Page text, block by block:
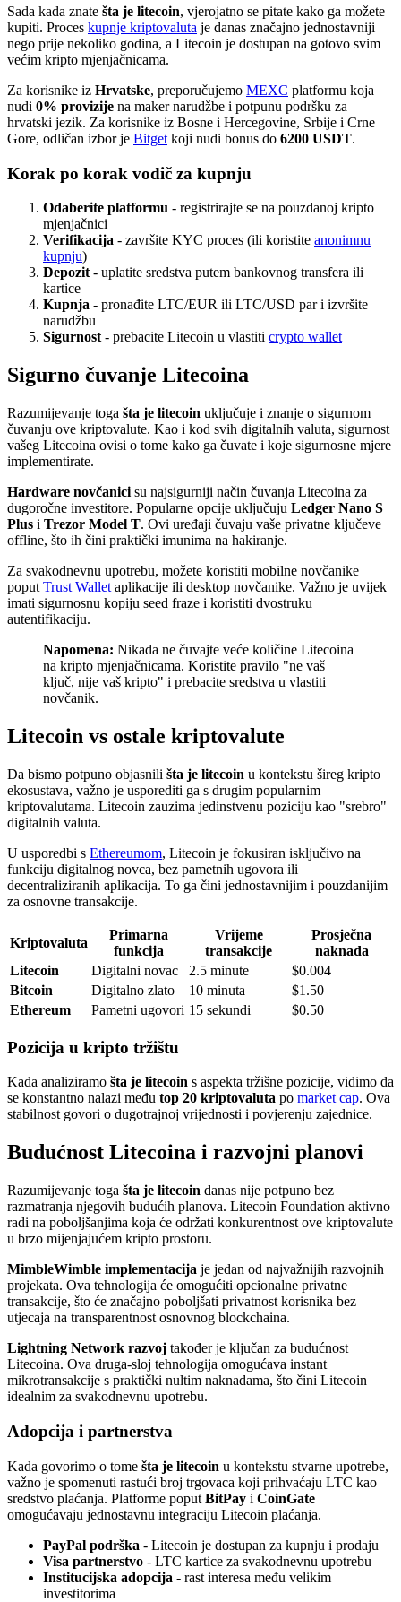
Sada kada znate šta je litecoin, vjerojatno se pitate kako ga možete
kupiti. Proces kupnje kriptovaluta je danas značajno jednostavniji
nego prije nekoliko godina, a Litecoin je dostupan na gotovo svim
većim kripto mjenjačnicama.
Za korisnike iz Hrvatske, preporučujemo MEXC platformu koja
nudi 0% provizije na maker narudžbe i potpunu podršku za
hrvatski jezik. Za korisnike iz Bosne i Hercegovine, Srbije i Crne
Gore, odličan izbor je Bitget koji nudi bonus do 6200 USDT.
Korak po korak vodič za kupnju
Odaberite platformu - registrirajte se na pouzdanoj kripto
mjenjačnici
Verifikacija - završite KYC proces (ili koristite anonimnu
kupnju)
Depozit - uplatite sredstva putem bankovnog transfera ili
kartice
Kupnja - pronađite LTC/EUR ili LTC/USD par i izvršite
narudžbu
Sigurnost - prebacite Litecoin u vlastiti crypto wallet
Sigurno čuvanje Litecoina
Razumijevanje toga šta je litecoin uključuje i znanje o sigurnom
čuvanju ove kriptovalute. Kao i kod svih digitalnih valuta, sigurnost
vašeg Litecoina ovisi o tome kako ga čuvate i koje sigurnosne mjere
implementirate.
Hardware novčanici su najsigurniji način čuvanja Litecoina za
dugoročne investitore. Popularne opcije uključuju Ledger Nano S
Plus i Trezor Model T. Ovi uređaji čuvaju vaše privatne ključeve
offline, što ih čini praktički imunima na hakiranje.
Za svakodnevnu upotrebu, možete koristiti mobilne novčanike
poput Trust Wallet aplikacije ili desktop novčanike. Važno je uvijek
imati sigurnosnu kopiju seed fraze i koristiti dvostruku
autentifikaciju.
Napomena: Nikada ne čuvajte veće količine Litecoina
na kripto mjenjačnicama. Koristite pravilo "ne vaš
ključ, nije vaš kripto" i prebacite sredstva u vlastiti
novčanik.
Litecoin vs ostale kriptovalute
Da bismo potpuno objasnili šta je litecoin u kontekstu šireg kripto
ekosustava, važno je usporediti ga s drugim popularnim
kriptovalutama. Litecoin zauzima jedinstvenu poziciju kao "srebro"
digitalnih valuta.
U usporedbi s Ethereumom, Litecoin je fokusiran isključivo na
funkciju digitalnog novca, bez pametnih ugovora ili
decentraliziranih aplikacija. To ga čini jednostavnijim i pouzdanijim
za osnovne transakcije.
Kriptovaluta
Primarna
funkcija
Vrijeme
transakcije
Prosječna
naknada
Litecoin
Digitalni novac 2.5 minute
$0.004
Bitcoin
Digitalno zlato 10 minuta
$1.50
Ethereum
Pametni ugovori 15 sekundi $0.50
Pozicija u kripto tržištu
Kada analiziramo šta je litecoin s aspekta tržišne pozicije, vidimo da
se konstantno nalazi među top 20 kriptovaluta po market cap. Ova
stabilnost govori o dugotrajnoj vrijednosti i povjerenju zajednice.
Budućnost Litecoina i razvojni planovi
Razumijevanje toga šta je litecoin danas nije potpuno bez
razmatranja njegovih budućih planova. Litecoin Foundation aktivno
radi na poboljšanjima koja će održati konkurentnost ove kriptovalute
u brzo mijenjajućem kripto prostoru.
MimbleWimble implementacija je jedan od najvažnijih razvojnih
projekata. Ova tehnologija će omogućiti opcionalne privatne
transakcije, što će značajno poboljšati privatnost korisnika bez
utjecaja na transparentnost osnovnog blockchaina.
Lightning Network razvoj također je ključan za budućnost
Litecoina. Ova druga-sloj tehnologija omogućava instant
mikrotransakcije s praktički nultim naknadama, što čini Litecoin
idealnim za svakodnevnu upotrebu.
Adopcija i partnerstva
Kada govorimo o tome šta je litecoin u kontekstu stvarne upotrebe,
važno je spomenuti rastući broj trgovaca koji prihvaćaju LTC kao
sredstvo plaćanja. Platforme poput BitPay i CoinGate
omogućavaju jednostavnu integraciju Litecoin plaćanja.
PayPal podrška - Litecoin je dostupan za kupnju i prodaju
Visa partnerstvo - LTC kartice za svakodnevnu upotrebu
Institucijska adopcija - rast interesa među velikim
investitorima